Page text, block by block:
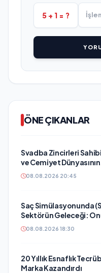
5 + 1 = ?
ÖNE ÇIKANLAR
Svadba Zincirleri
ve Cemiyet
08.08.2026 20:45
Saç Simülasyonunda
Sektörün Geleceği:
08.08.2026 18:30
20 Yıllık Esnaflık
Marka Kazandırdı